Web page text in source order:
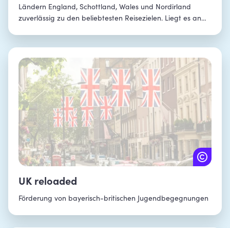
Ländern England, Schottland, Wales und Nordirland
zuverlässig zu den beliebtesten Reisezielen. Liegt es an
perfekte Kulisse für die Serie „Games of Thrones“
bildeten? Finde es bei einem Jugendaustausch in UK
selbst heraus!
UK reloaded
Förderung von bayerisch-britischen Jugendbegegnungen